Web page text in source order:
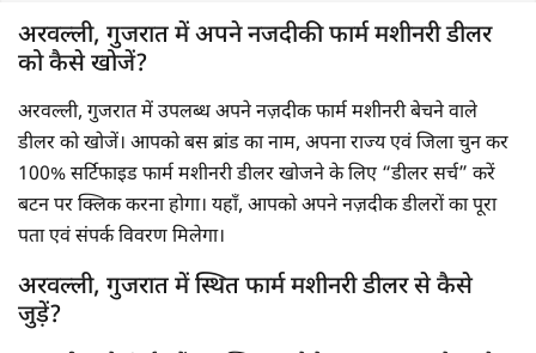
अरवल्ली, गुजरात में अपने नजदीकी फार्म मशीनरी डीलर
को कैसे खोजें?
अरवल्ली, गुजरात में उपलब्ध अपने नज़दीक फार्म मशीनरी बेचने वाले
डीलर को खोजें। आपको बस ब्रांड का नाम, अपना राज्य एवं जिला चुन कर
100% सर्टिफाइड फार्म मशीनरी डीलर खोजने के लिए “डीलर सर्च” करें
बटन पर क्लिक करना होगा। यहाँ, आपको अपने नज़दीक डीलरों का पूरा
पता एवं संपर्क विवरण मिलेगा।
अरवल्ली, गुजरात में स्थित फार्म मशीनरी डीलर से कैसे
जुड़ें?